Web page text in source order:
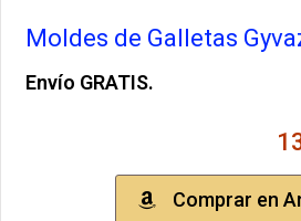
Moldes de Galletas
Envío GRATIS.
Comprar en